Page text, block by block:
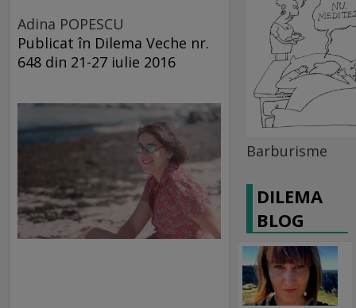
Adina POPESCU
Publicat în Dilema Veche nr.
648 din 21-27 iulie 2016
Barburisme
DILEMA
BLOG